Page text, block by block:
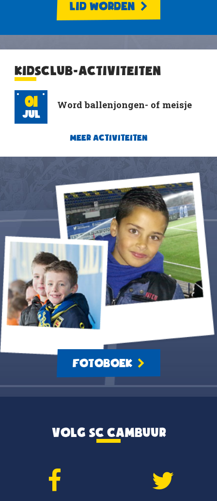
LID WORDEN
KIDSCLUB-ACTIVITEITEN
01
Jul
Word ballenjongen- of meisje
MEER ACTIVITEITEN
FOTOBOEK
VOLG SC CAMBUUR